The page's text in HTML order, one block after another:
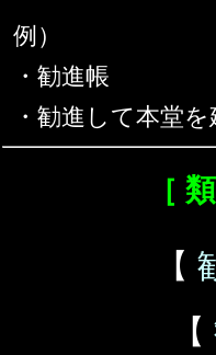
例）
・勧進帳
・勧進して本堂
［
【
【